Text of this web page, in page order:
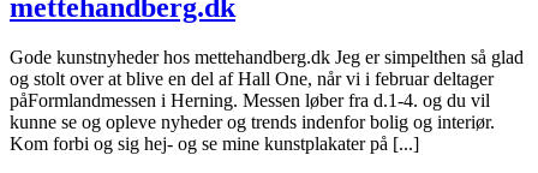
MED
I
FLOTTE
RAMMER
mettehandberg.dk
Gode kunstnyheder hos mettehandberg.dk Jeg er simpelthen så glad
og stolt over at blive en del af Hall One, når vi i februar deltager
påFormlandmessen i Herning. Messen løber fra d.1-4. og du vil
kunne se og opleve nyheder og trends indenfor bolig og interiør.
Kom forbi og sig hej- og se mine kunstplakater på [...]